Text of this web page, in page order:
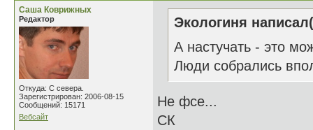
Саша Коврижных
Редактор
Откуда: С севера.
Зарегистрирован: 2006-08-15
Сообщений: 15171
Вебсайт
Экологиня
А настучать - это
Люди собрались
Не фсе...
СК